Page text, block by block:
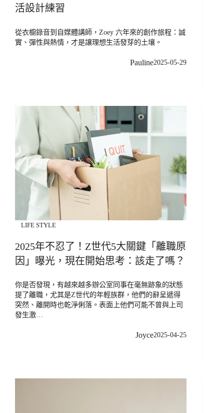
活設計練習
從衣櫥錄音到自媒體講師，Zoey 六年來的創作旅程：誠
實、彈性與熱情，才是讓理想生活發芽的土壤。
Pauline2025-05-29
LIFE STYLE
2025年不忍了！Z世代5大關鍵「離職原
因」曝光，現在開始思考：該走了嗎？
你是否發現，有越來越多辦公室同事在毫無跡象的狀態
提了離職，尤其是Z世代的年輕族群，他們的辭呈遞得
突然、離開時也乾淨俐落。表面上他們可能不曾與上司
發生激…
Joyce2025-04-25